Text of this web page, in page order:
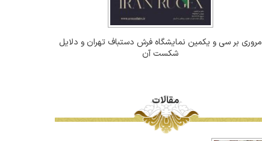
مروری بر سی و یکمین نمایشگاه فرش دستباف تهران و دلایل
شکست آن
مقالات